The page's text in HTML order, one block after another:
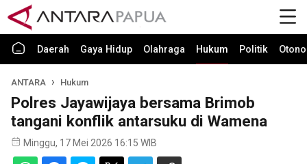
Daerah Gaya Hidup Olahraga Hukum Politik
ANTARA Hukum
Polres Jayawijaya bersama Brimob
tangani konflik antarsuku di Wamena
Minggu, 17 Mei 2026 16:15 WIB